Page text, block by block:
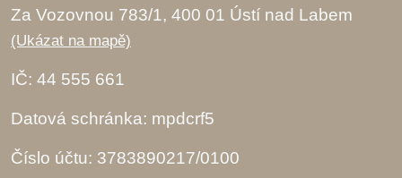
Za Vozovnou 783/1, 400 01 Ústí nad Labem
(Ukázat na mapě)
IČ: 44 555 661
Datová schránka: mpdcrf5
Číslo účtu: 3783890217/0100